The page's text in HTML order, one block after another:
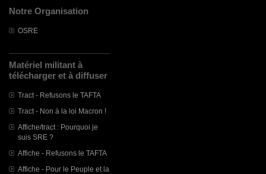
Notre Organisation
OSRE
Matériel militant à
télécharger et à diffuser
Tract - Refusons le TAFTA
Tract - Non à la loi Macron !
Affiche/tract : Pourquoi je
suis SRE ?
Affiche - Refusons le TAFTA
Affiche - Pour le Peuple et la